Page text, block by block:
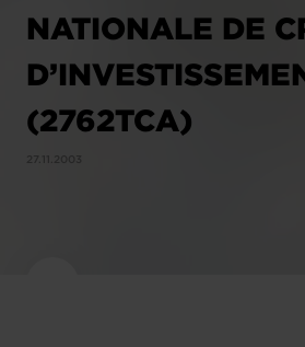
NATIONALE DE
(2762TCA)